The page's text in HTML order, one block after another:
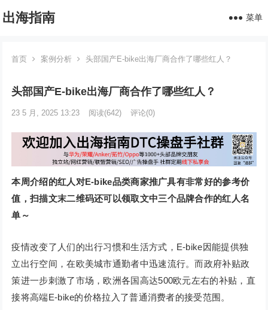
出海指南 菜单
首页 案例分析 头部国产E-bike出海厂商合作了哪些红人？
头部国产E-bike出海厂商合作了哪些红人？
23 5 月, 2025 13:23 阅读(642) 评论(0)
本周介绍的红人对E-bike品类商家推广具有非常好的参考价
值，扫描文末二维码还可以领取文中三个品牌合作的红人名
单～
疫情改变了人们的出行习惯和生活方式，E-bike因能提供独
立出行空间，在欧美城市通勤者中迅速流行。而政府补贴政
策进一步刺激了市场，欧洲各国高达500欧元左右的补贴，直
接将高端E-bike的价格拉入了普通消费者的接受范围。